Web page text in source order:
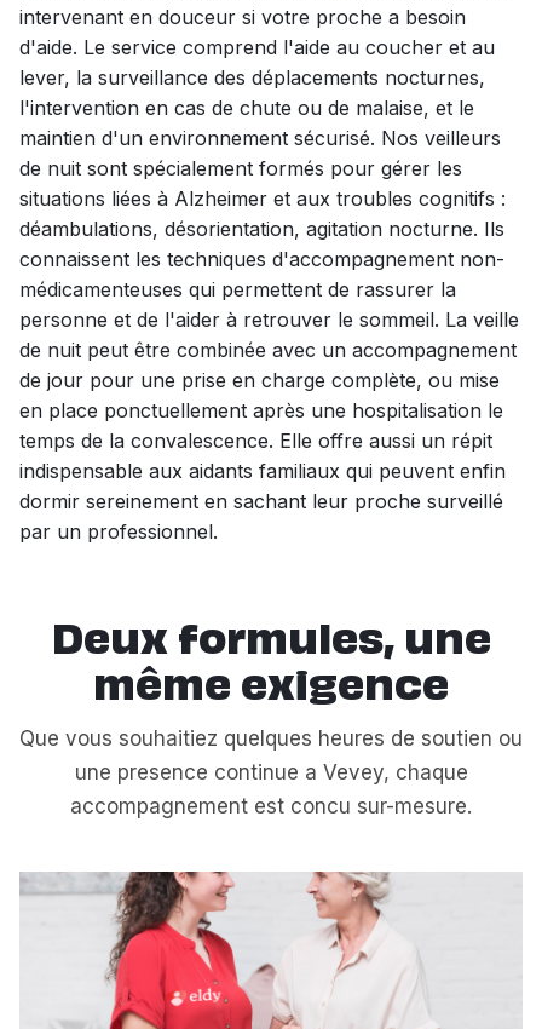
intervenant en douceur si votre proche a besoin
d'aide. Le service comprend l'aide au coucher et au
lever, la surveillance des déplacements nocturnes,
l'intervention en cas de chute ou de malaise, et le
maintien d'un environnement sécurisé. Nos veilleurs
de nuit sont spécialement formés pour gérer les
situations liées à Alzheimer et aux troubles cognitifs :
déambulations, désorientation, agitation nocturne. Ils
connaissent les techniques d'accompagnement non-
médicamenteuses qui permettent de rassurer la
personne et de l'aider à retrouver le sommeil. La veille
de nuit peut être combinée avec un accompagnement
de jour pour une prise en charge complète, ou mise
en place ponctuellement après une hospitalisation le
temps de la convalescence. Elle offre aussi un répit
indispensable aux aidants familiaux qui peuvent enfin
dormir sereinement en sachant leur proche surveillé
par un professionnel.
Deux formules, une
même exigence
Que vous souhaitiez quelques heures de soutien ou
une presence continue a Vevey, chaque
accompagnement est concu sur-mesure.